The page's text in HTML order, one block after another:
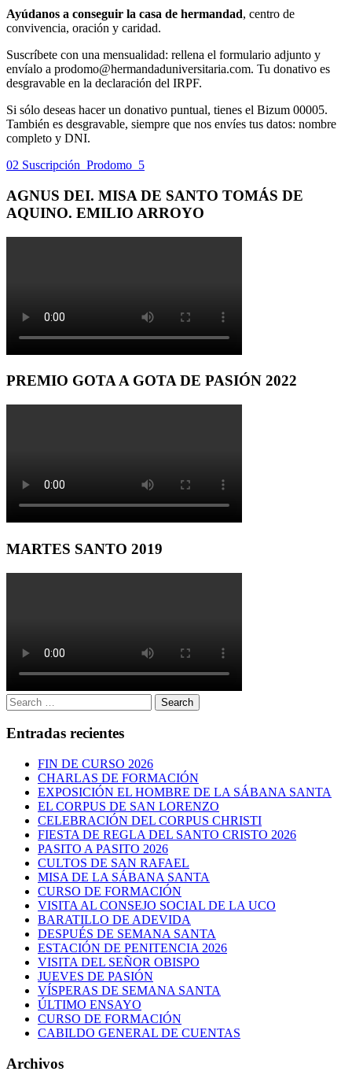
Ayúdanos a conseguir la casa de hermandad, centro de
convivencia, oración y caridad.
Suscríbete con una mensualidad: rellena el formulario adjunto y
envíalo a prodomo@hermandaduniversitaria.com. Tu donativo es
desgravable en la declaración del IRPF.
Si sólo deseas hacer un donativo puntual, tienes el Bizum 00005.
También es desgravable, siempre que nos envíes tus datos: nombre
completo y DNI.
02 Suscripción_Prodomo_5
AGNUS DEI. MISA DE SANTO TOMÁS DE
AQUINO. EMILIO ARROYO
PREMIO GOTA A GOTA DE PASIÓN 2022
MARTES SANTO 2019
Search
for:
Search
Entradas recientes
FIN DE CURSO 2026
CHARLAS DE FORMACIÓN
EXPOSICIÓN EL HOMBRE DE LA SÁBANA SANTA
EL CORPUS DE SAN LORENZO
CELEBRACIÓN DEL CORPUS CHRISTI
FIESTA DE REGLA DEL SANTO CRISTO 2026
PASITO A PASITO 2026
CULTOS DE SAN RAFAEL
MISA DE LA SÁBANA SANTA
CURSO DE FORMACIÓN
VISITA AL CONSEJO SOCIAL DE LA UCO
BARATILLO DE ADEVIDA
DESPUÉS DE SEMANA SANTA
ESTACIÓN DE PENITENCIA 2026
VISITA DEL SEÑOR OBISPO
JUEVES DE PASIÓN
VÍSPERAS DE SEMANA SANTA
ÚLTIMO ENSAYO
CURSO DE FORMACIÓN
CABILDO GENERAL DE CUENTAS
Archivos